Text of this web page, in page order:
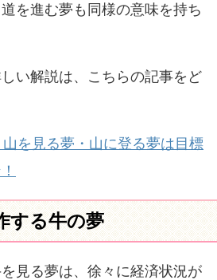
を進む夢も同様の意味を持ち
い解説は、こちらの記事をど
山を見る夢・山に登る夢は目標
する牛の夢
見る夢は、徐々に経済状況が